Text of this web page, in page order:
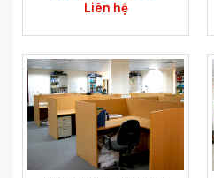
Liên hệ